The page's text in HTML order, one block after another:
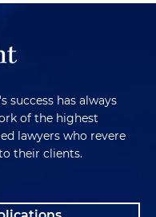
success has always
of the highest
lawyers who revere
their clients.